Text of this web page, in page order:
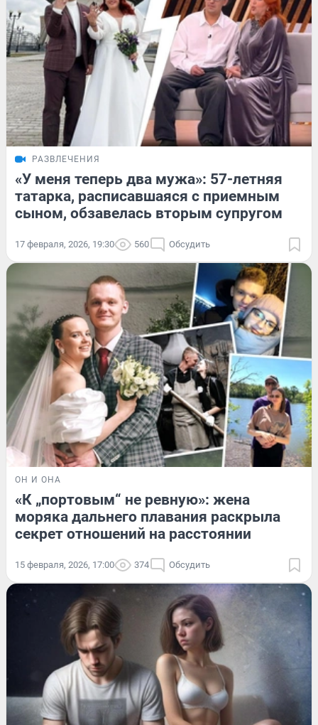
РАЗВЛЕЧЕНИЯ
«У меня теперь два мужа»: 57-летняя
татарка, расписавшаяся с приемным
сыном, обзавелась вторым супругом
17 февраля, 2026, 19:30 560 Обсудить
ОН И ОНА
«К „портовым“ не ревную»: жена
моряка дальнего плавания раскрыла
секрет отношений на расстоянии
15 февраля, 2026, 17:00 374 Обсудить